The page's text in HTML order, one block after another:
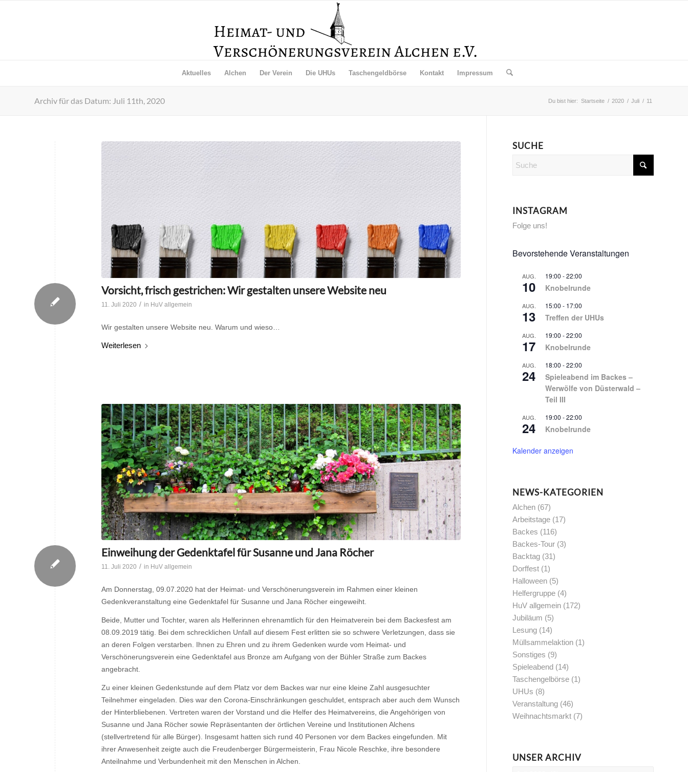
Aktuelles Alchen Der Verein Die UHUs Taschengeldbörse Kontakt Impressum
Archiv für das Datum: Juli 11th, 2020 Du bist hier: Startseite / 2020 / Juli / 11
Vorsicht, frisch gestrichen: Wir gestalten unsere Website neu
11. Juli 2020 / in HuV allgemein
Wir gestalten unsere Website neu. Warum und wieso…
Weiterlesen
Einweihung der Gedenktafel für Susanne und Jana Röcher
11. Juli 2020 / in HuV allgemein
Am Donnerstag, 09.07.2020 hat der Heimat- und Verschönerungsverein im Rahmen einer kleinen
Gedenkveranstaltung eine Gedenktafel für Susanne und Jana Röcher eingeweiht.
Beide, Mutter und Tochter, waren als Helferinnen ehrenamtlich für den Heimatverein bei dem Backesfest am
08.09.2019 tätig. Bei dem schrecklichen Unfall auf diesem Fest erlitten sie so schwere Verletzungen, dass sie
an deren Folgen verstarben. Ihnen zu Ehren und zu ihrem Gedenken wurde vom Heimat- und
Verschönerungsverein eine Gedenktafel aus Bronze am Aufgang von der Bühler Straße zum Backes
angebracht.
Zu einer kleinen Gedenkstunde auf dem Platz vor dem Backes war nur eine kleine Zahl ausgesuchter
Teilnehmer eingeladen. Dies war den Corona-Einschränkungen geschuldet, entsprach aber auch dem Wunsch
der Hinterbliebenen. Vertreten waren der Vorstand und die Helfer des Heimatvereins, die Angehörigen von
Susanne und Jana Röcher sowie Repräsentanten der örtlichen Vereine und Institutionen Alchens
(stellvertretend für alle Bürger). Insgesamt hatten sich rund 40 Personen vor dem Backes eingefunden. Mit
ihrer Anwesenheit zeigte auch die Freudenberger Bürgermeisterin, Frau Nicole Reschke, ihre besondere
Anteilnahme und Verbundenheit mit den Menschen in Alchen.
SUCHE
INSTAGRAM
Folge uns!
Bevorstehende Veranstaltungen
AUG.
10
19:00 -22:00
Knobelrunde
AUG.
13
15:00 - 17:00
Treffen der UHUs
AUG.
17
19:00 -22:00
Knobelrunde
AUG.
24
18:00 -22:00
Spieleabend im Backes –
Werwölfe von Düsterwald –
Teil III
AUG.
24
19:00 -22:00
Knobelrunde
Kalender anzeigen
NEWS-KATEGORIEN
Alchen (67)
Arbeitstage (17)
Backes (116)
Backes-Tour (3)
Backtag (31)
Dorffest (1)
Halloween (5)
Helfergruppe (4)
HuV allgemein (172)
Jubiläum (5)
Lesung (14)
Müllsammelaktion (1)
Sonstiges (9)
Spieleabend (14)
Taschengelbörse (1)
UHUs (8)
Veranstaltung (46)
Weihnachtsmarkt (7)
UNSER ARCHIV